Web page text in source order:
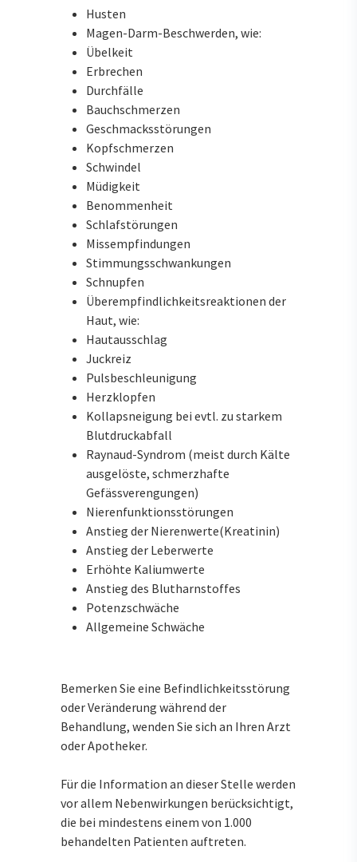
Husten
Magen-Darm-Beschwerden, wie:
Übelkeit
Erbrechen
Durchfälle
Bauchschmerzen
Geschmacksstörungen
Kopfschmerzen
Schwindel
Müdigkeit
Benommenheit
Schlafstörungen
Missempfindungen
Stimmungsschwankungen
Schnupfen
Überempfindlichkeitsreaktionen der
Haut, wie:
Hautausschlag
Juckreiz
Pulsbeschleunigung
Herzklopfen
Kollapsneigung bei evtl. zu starkem
Blutdruckabfall
Raynaud-Syndrom (meist durch Kälte
ausgelöste, schmerzhafte
Gefässverengungen)
Nierenfunktionsstörungen
Anstieg der Nierenwerte(Kreatinin)
Anstieg der Leberwerte
Erhöhte Kaliumwerte
Anstieg des Blutharnstoffes
Potenzschwäche
Allgemeine Schwäche
Bemerken Sie eine Befindlichkeitsstörung
oder Veränderung während der
Behandlung, wenden Sie sich an Ihren Arzt
oder Apotheker.
Für die Information an dieser Stelle werden
vor allem Nebenwirkungen berücksichtigt,
die bei mindestens einem von 1.000
behandelten Patienten auftreten.